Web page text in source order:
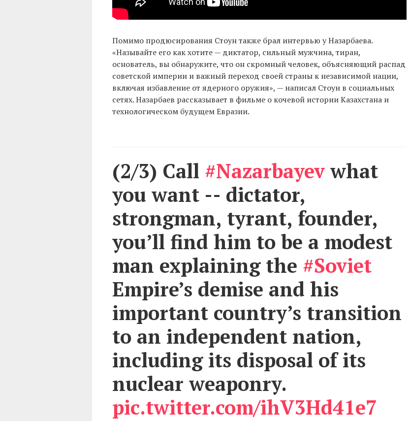
Помимо продюсирования Стоун также брал интервью у Назарбаева.
«Называйте его как хотите — диктатор, сильный мужчина, тиран,
основатель, вы обнаружите, что он скромный человек, объясняющий распад
советской империи и важный переход своей страны к независимой нации,
включая избавление от ядерного оружия», — написал Стоун в социальных
сетях. Назарбаев рассказывает в фильме о кочевой истории Казахстана и
технологическом будущем Евразии.
(2/3) Call #Nazarbayevwhat
you want -- dictator,
strongman, tyrant, founder,
you’ll find him to be a modest
man explaining the #Soviet
Empire’s demise and his
important country’s transition
to an independent nation,
including its disposal of its
nuclear weaponry.
pic.twitter.com/ihV3Hd41e7